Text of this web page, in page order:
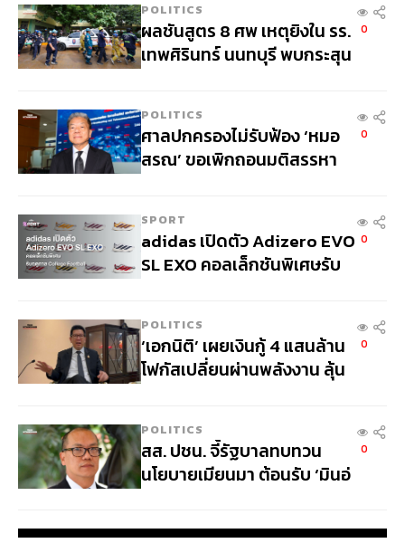
55%YoY และยังเติบโตต่อ 6%YoY ในปี 2022 หลังมี
Backlog 3.6 หมื่นล้านบาท ซึ่ง 40% จะรับรู้รายได้ในครึ่ง
หลังปี 2021 และ 37% ในปี 2022 อีก 15% ในปี 2023 และ
ฐานะการเงินแกร่ง โดยมีหนี้สินต่อทุนต่ำสุดในกลุ่ม
อสังหาริมทรัพย์ จึงคาด SPALI จะก้าวผ่านภาวะกำลังซื้อที่
อ่อนแอได้ ขณะที่เราประเมินราคาเป้าหมายที่ 27 บาท และ
6.5% อีกทั้งมี Upside Risk จากแผนเสนอขาย IPO ของ
SPALIRT ซึ่งยังไม่ได้รวมในประมาณการ
ตลาดหุ้นพัฒนาแล้ว
POLITICS
ผลชันสูตร 8 ศพ เหตุยิงใน รร.
เทพศิรินทร์ นนทบุรี พบกระสุน
0
POLITICS
ศาลปกครองไม่รับฟ้อง ‘หมอ
สรณ’ ขอเพิกถอนมติสรรหา
0
SPORT
adidas เปิดตัว Adizero EVO
SL EXO คอลเล็กชันพิเศษรับ
0
POLITICS
‘เอกนิติ’ เผยเงินกู้ 4 แสนล้าน
โฟกัสเปลี่ยนผ่านพลังงาน ลุ้น
0
POLITICS
สส. ปชน. จี้รัฐบาลทบทวน
นโยบายเมียนมา ต้อนรับ ‘มินอ่
องหล่าย’ ได้แค่สัญญาว่าง
0